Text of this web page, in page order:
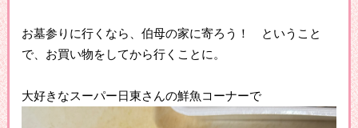
お墓参りに行くなら、伯母の家に寄ろう！ ということ
で、お買い物をしてから行くことに。
大好きなスーパー日東さんの鮮魚コーナーで